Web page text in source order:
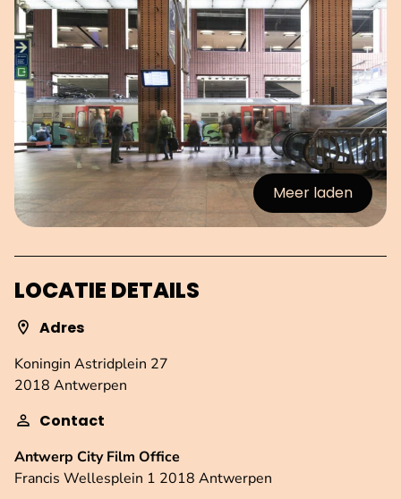
Meer laden
:afbeeldingen
LOCATIE DETAILS
Adres
Koningin Astridplein 27
2018 Antwerpen
Contact
Antwerp City Film Office
Francis Wellesplein 1 2018 Antwerpen